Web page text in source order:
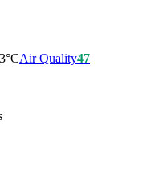
Air Quality47